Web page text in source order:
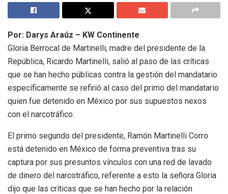
Por: Darys Araúz – KW Continente
Gloria Berrocal de Martinelli, madre del presidente de la
República, Ricardo Martinelli, salió al paso de las críticas
que se han hecho públicas contra la gestión del mandatario
específicamente se refirió al caso del primo del mandatario
quien fue detenido en México por sus supuestos nexos
con el narcotráfico.
El primo segundo del presidente, Ramón Martinelli Corro
está detenido en México de forma preventiva tras su
captura por sus presuntos vínculos con una red de lavado
de dinero del narcotráfico, referente a esto la señora Gloria
dijo que las críticas que se han hecho por la relación